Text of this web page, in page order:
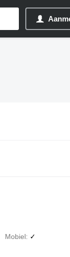
Mobiel ✓